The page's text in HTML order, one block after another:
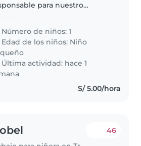
para nuestro
de energía y muy juguetón.
encantaría alguien que
cocinando y ayudando
las..
Número de niños: 1
Edad de los niños: Niño
Última actividad: hace 1
S/ 5.00/hora
46